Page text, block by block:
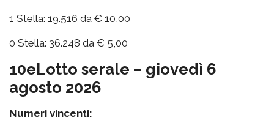
1 Stella: 19.516 da € 10,00
0 Stella: 36.248 da € 5,00
10eLotto serale – giovedì 6
agosto 2026
Numeri vincenti: